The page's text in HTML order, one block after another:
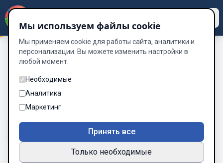
НЕУПОКОЕНЫЙ ВО МРАКЕ
ГЛАВА 2. ДОБРО ПОЖАЛОВАТЬ
Глава 2 из 8
Шрифт
Мы используем файлы cookie
Мы применяем cookie для работы сайта, аналитики и
персонализации. Вы можете изменить настройки в
любой момент.
Необходимые
Аналитика
Маркетинг
Принять все
Только необходимые